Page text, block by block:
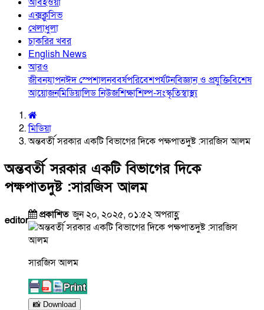
এক্সক্লুসিভ
খেলাধুলা
চাকরির খবর
English News
আরও
জীবনযাপনঈদ স্পেশালনববর্ষপরিবেশপর্যটনবিজ্ঞান ও প্রযুক্তিবিশেষ
আয়োজনমিডিয়ালিড নিউজশিক্ষাশিল্প-সংস্কৃতিস্বাস্থ্য
মিডিয়া
অন্তবর্তী সরকার একটি বিভাগের দিকে পক্ষপাতদুষ্ট :সারজিস আলম
অন্তবর্তী সরকার একটি বিভাগের দিকে
পক্ষপাতদুষ্ট :সারজিস আলম
editor প্রকাশিতজুন ২০, ২০২৫, ০১:৫২ অপরাহ্ণ
সারজিস আলম
📸 Download